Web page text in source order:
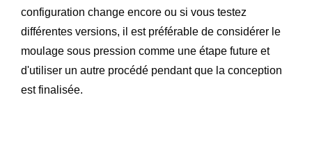
configuration change encore ou si vous testez
différentes versions, il est préférable de considérer le
moulage sous pression comme une étape future et
d'utiliser un autre procédé pendant que la conception
est finalisée.